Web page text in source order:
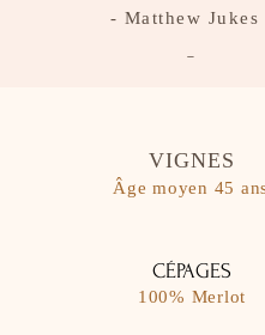
- Matthew Jukes
-
VIGNES
Âge moyen 45
CÉPAGES
100% Merlot